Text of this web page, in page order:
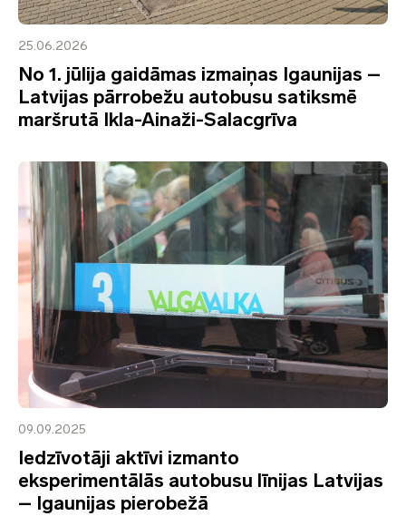
25.06.2026
No 1. jūlija gaidāmas izmaiņas Igaunijas –
Latvijas pārrobežu autobusu satiksmē
maršrutā Ikla-Ainaži-Salacgrīva
09.09.2025
Iedzīvotāji aktīvi izmanto
eksperimentālās autobusu līnijas Latvijas
– Igaunijas pierobežā